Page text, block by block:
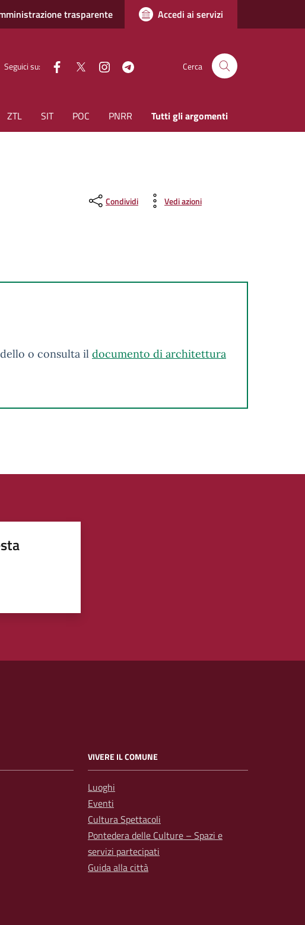
trasparente Accedi ai servizi
Seguici su: facebook
Twitter instagram Cerca
ZTL SIT POC PNRR Tutti gli argomenti
Condividi Vedi azioni
o consulta il documento di architettura
VIVERE IL COMUNE
Luoghi
Eventi
Cultura Spettacoli
Pontedera delle Culture – Spazi e
servizi partecipati
Guida alla città